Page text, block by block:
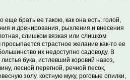
брать ее такою, как она есть: голой,
и дренирования, рыхления и внесения
слишком вязкая или слишком
страстное желание как-то ее
их недоступно садоводу. В
бука, истлевший коровий навоз,
лесной перегной, речной песок,
золу, костную муку, роговые опилки,